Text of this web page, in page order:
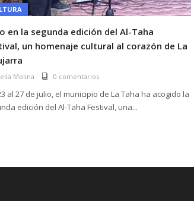
en la segunda edición del Al-Taha
un homenaje cultural al corazón de La
Molina 0 comentarios
al 27 de julio, el municipio de La Taha ha acogido la
edición del Al-Taha Festival, una...